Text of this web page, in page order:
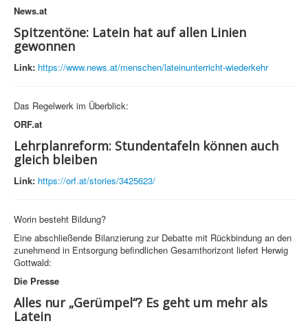
News.at
Spitzentöne: Latein hat auf allen Linien
gewonnen
Link: https://www.news.at/menschen/lateinunterricht-wiederkehr
Das Regelwerk im Überblick:
ORF.at
Lehrplanreform: Stundentafeln können auch
gleich bleiben
Link: https://orf.at/stories/3425623/
Worin besteht Bildung?
Eine abschließende Bilanzierung zur Debatte mit Rückbindung an den
zunehmend in Entsorgung befindlichen Gesamthorizont liefert Herwig
Gottwald:
Die Presse
Alles nur „Gerümpel“? Es geht um mehr als
Latein